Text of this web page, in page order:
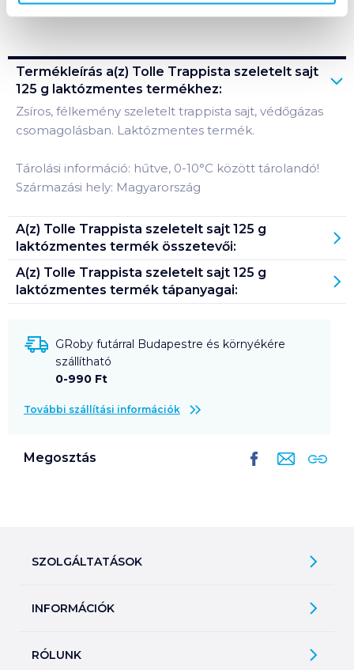
Bevásárlólistához adom Értesíts, ha olcsóbb!
Termékleírás a(z) Tolle Trappista szeletelt sajt
125 g laktózmentes termékhez:
Zsíros, félkemény szeletelt trappista sajt, védőgázas
csomagolásban. Laktózmentes termék.
Tárolási információ: hűtve, 0-10°C között tárolandó!
Származási hely: Magyarország
A(z) Tolle Trappista szeletelt sajt 125 g
laktózmentes termék összetevői:
A(z) Tolle Trappista szeletelt sajt 125 g
laktózmentes termék tápanyagai:
GRoby futárral Budapestre és környékére
szállítható
0-990 Ft
További szállítási információk
Megosztás
SZOLGÁLTATÁSOK
Árfigyelő
Üvegvisszaváltás
INFORMÁCIÓK
Általános szerződési feltételek
RÓLUNK